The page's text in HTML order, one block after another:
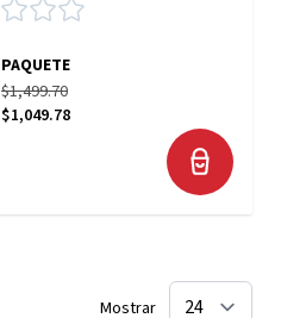
PAQUETE
$1,499.70
$1,049.78
Mostrar